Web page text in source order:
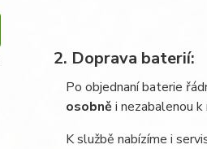
2. Doprava baterií:
Po objednaní baterie
osobně i nezabalenou
K službě nabízíme i